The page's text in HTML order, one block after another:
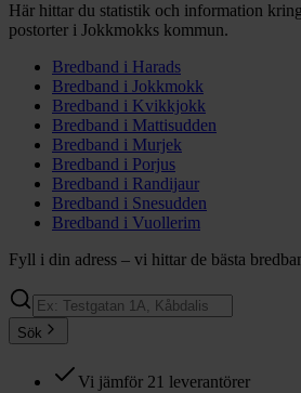
Här hittar du statistik och information
postorter i Jokkmokks kommun.
Bredband i Harads
Bredband i Jokkmokk
Bredband i Kvikkjokk
Bredband i Mattisudden
Bredband i Murjek
Bredband i Porjus
Bredband i Randijaur
Bredband i Snesudden
Bredband i Vuollerim
Fyll i din adress – vi hittar de bästa
Sök
Vi jämför 21 leverantörer